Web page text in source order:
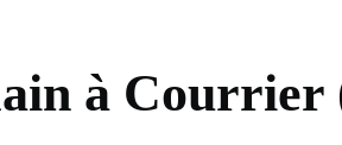
à Courrier